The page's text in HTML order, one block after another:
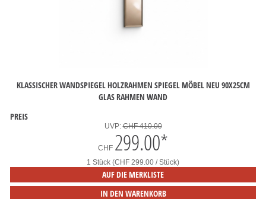
KLASSISCHER WANDSPIEGEL HOLZRAHMEN SPIEGEL MÖBEL NEU 90X25CM
GLAS RAHMEN WAND
PREIS
UVP:CHF 410.00
CHF 299.00*
1 Stück (CHF 299.00 / Stück)
AUF DIE MERKLISTE
IN DEN WARENKORB